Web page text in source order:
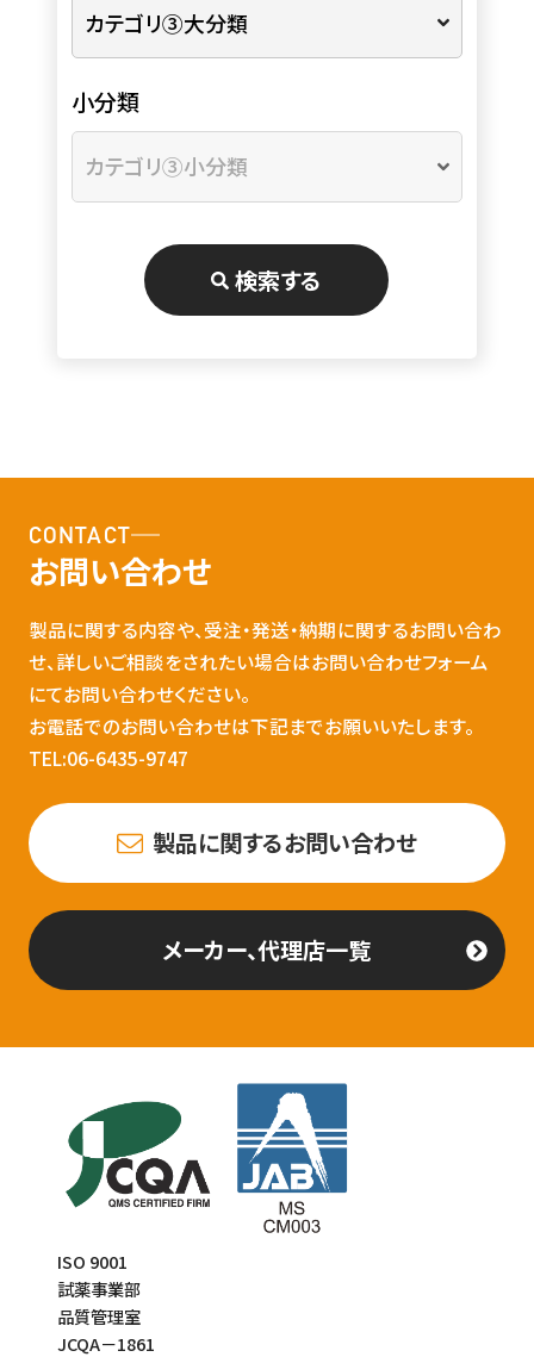
小分類
検索する
CONTACT
お問い合わせ
製品に関する内容や、受注・発送・納期に関するお問い合わ
せ、詳しいご相談をされたい場合はお問い合わせフォーム
にてお問い合わせください。
お電話でのお問い合わせは下記までお願いいたします。
TEL:06-6435-9747
製品に関するお問い合わせ
メーカー、代理店一覧
ISO 9001
試薬事業部
品質管理室
JCQA－1861